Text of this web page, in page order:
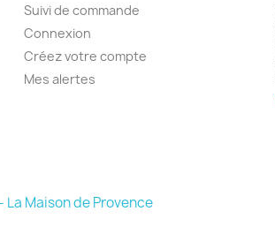
Suivi de commande
Connexion
Créez votre compte
Mes alertes
Maison de Provence